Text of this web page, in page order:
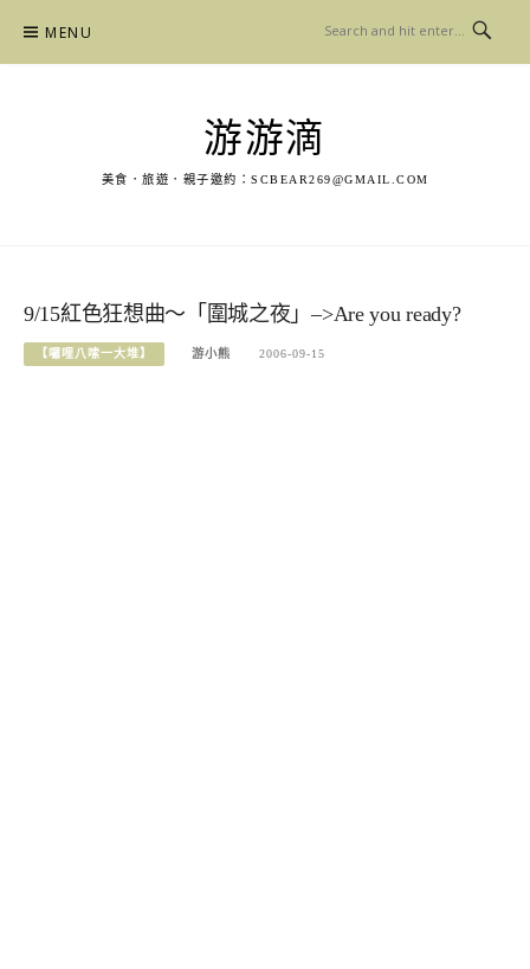
content
MENU
游游滴
美食．旅遊．親子邀約： SCBEAR269@GMAIL.COM
9/15紅色狂想曲～「圍城之夜」–>Are you ready?
【囉哩八嗦一大堆】 游小熊 2006-09-15